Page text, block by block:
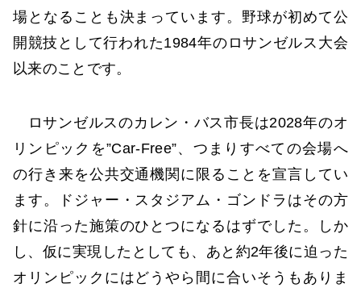
場となることも決まっています。野球が初めて公
開競技として行われた1984年のロサンゼルス大会
以来のことです。
ロサンゼルスのカレン・バス市長は2028年のオ
リンピックを”Car-Free”、つまりすべての会場へ
の行き来を公共交通機関に限ることを宣言してい
ます。ドジャー・スタジアム・ゴンドラはその方
針に沿った施策のひとつになるはずでした。しか
し、仮に実現したとしても、あと約2年後に迫った
オリンピックにはどうやら間に合いそうもありま